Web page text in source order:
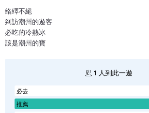
絡繹不絕
到訪潮州的遊客
必吃的冷熱冰
該是潮州的寶
1 人到此一遊
必去
推薦